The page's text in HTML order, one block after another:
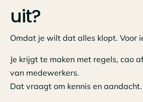
uit?
Omdat je wilt dat alles klopt. Voor
Je krijgt te maken met regels, cao
van medewerkers.
Dat vraagt om kennis en aandacht.